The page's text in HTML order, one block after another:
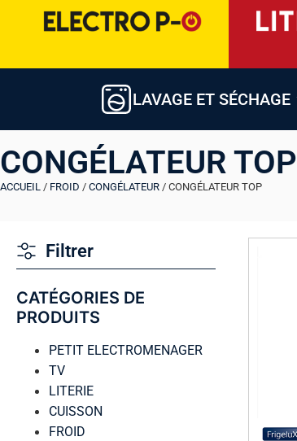
LAVAGE ET SÉCHAGE
CONGÉLATEUR TOP
ACCUEIL / FROID / CONGÉLATEUR / CONGÉLATEUR TOP
Filtrer
CATÉGORIES DE
PRODUITS
PETIT ELECTROMENAGER
TV
LITERIE
CUISSON
FROID